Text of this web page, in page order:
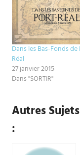
Dans les Bas-Fonds
Réal
27 janvier 2015
Dans "SORTIR"
Autres
: